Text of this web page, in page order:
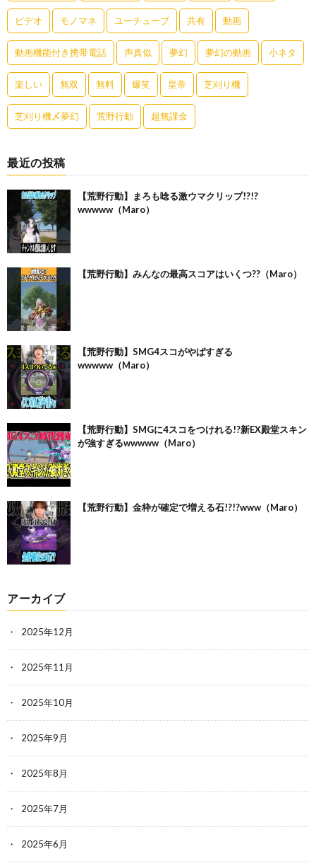
ビデオ モノマネ ユーチューブ 共有 動画
動画機能付き携帯電話 声真似 夢幻 夢幻の動画 小ネタ
楽しい 無双 無料 爆笑 皇帝 芝刈り機
芝刈り機〆夢幻 荒野行動 超無課金
最近の投稿
【荒野行動】まろも唸る激ウマクリップ!?!?
wwwww（Maro）
【荒野行動】みんなの最高スコアはいくつ??（Maro）
【荒野行動】SMG4スコがやばすぎる
wwwww（Maro）
【荒野行動】SMGに4スコをつけれる!?新EX殿堂スキン
が強すぎるwwwww（Maro）
【荒野行動】金枠が確定で増える石!?!?www（Maro）
アーカイブ
2025年12月
2025年11月
2025年10月
2025年9月
2025年8月
2025年7月
2025年6月